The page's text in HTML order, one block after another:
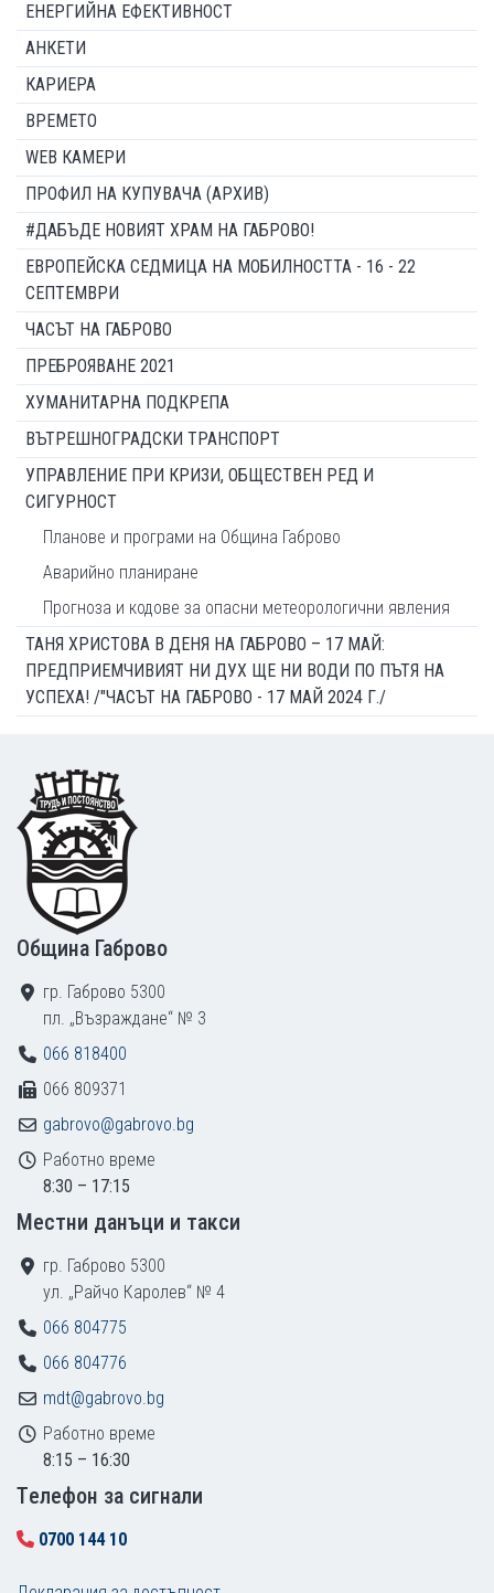
ЕНЕРГИЙНА ЕФЕКТИВНОСТ
АНКЕТИ
КАРИЕРА
ВРЕМЕТО
WEB КАМЕРИ
ПРОФИЛ НА КУПУВАЧА (АРХИВ)
#ДАБЪДЕ НОВИЯТ ХРАМ НА ГАБРОВО!
ЕВРОПЕЙСКА СЕДМИЦА НА МОБИЛНОСТТА - 16 - 22
СЕПТЕМВРИ
ЧАСЪТ НА ГАБРОВО
ПРЕБРОЯВАНЕ 2021
ХУМАНИТАРНА ПОДКРЕПА
ВЪТРЕШНОГРАДСКИ ТРАНСПОРТ
УПРАВЛЕНИЕ ПРИ КРИЗИ, ОБЩЕСТВЕН РЕД И
СИГУРНОСТ
Планове и програми на Община Габрово
Аварийно планиране
Прогноза и кодове за опасни метеорологични явления
ТАНЯ ХРИСТОВА В ДЕНЯ НА ГАБРОВО – 17 МАЙ:
ПРЕДПРИЕМЧИВИЯТ НИ ДУХ ЩЕ НИ ВОДИ ПО ПЪТЯ НА
УСПЕХА! /"ЧАСЪТ НА ГАБРОВО - 17 МАЙ 2024 Г./
Footer
Община Габрово
гр. Габрово 5300
пл. „Възраждане“ № 3
066 818400
066 809371
gabrovo@gabrovo.bg
Работно време
8:30 – 17:15
Местни данъци и такси
гр. Габрово 5300
ул. „Райчо Каролев“ № 4
066 804775
066 804776
mdt@gabrovo.bg
Работно време
8:15 – 16:30
Tелефон за сигнали
0700 144 10